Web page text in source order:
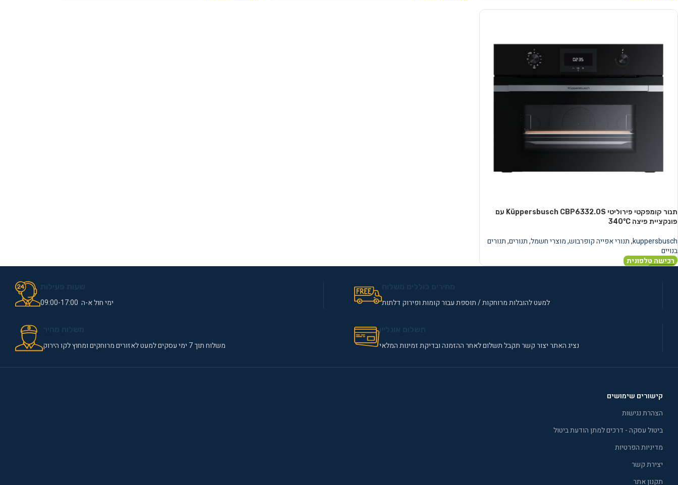
תנור קומפקטי פירוליטי Küppersbusch CBP6332.0S עם
פונקציית פיצה 340°C
kuppersbusch
,תנורי אפייה קופרבוש,מוצרי חשמל,תנורים,תנורים
בנויים
רכישה טלפונית
למעט להובלות מרוחקות / תוספת עבור קומות ופירוק דלתות ימי חול א-ה 09:00-17:00
נציג האתר יצור קשר תקבל תשלום לאחר ההזמנה ובדיקת זמינות המלאי משלוח תוך 7 ימי עסקים למעט לאזורים מרוחקים ומחוץ לקו הירוק
קישורים שימושים
הצהרת נגישות
ביטול עסקה - דרכים למתן הודעת ביטול
מדיניות הפרטיות
יצירת קשר
תקנון אתר